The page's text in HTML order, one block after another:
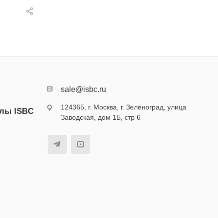
ISBC
sale@isbc.ru
124365, г. Москва, г. Зеленоград, улица
Заводская, дом 1Б, стр 6